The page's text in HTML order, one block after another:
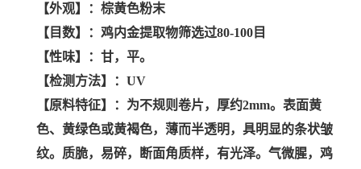
【外观】：棕黄色粉末
【目数】：鸡内金提取物筛选过80-100目
【性味】：甘，平。
【检测方法】：UV
【原料特征】：为不规则卷片，厚约2mm。表面黄
色、黄绿色或黄褐色，薄而半透明，具明显的条状皱
纹。质脆，易碎，断面角质样，有光泽。气微腥，鸡